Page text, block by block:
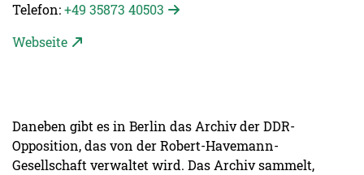
Telefon:+49 35873 40503
Webseite
Daneben gibt es in Berlin das Archiv der DDR-
Opposition, das von der Robert-Havemann-
Gesellschaft verwaltet wird. Das Archiv sammelt,